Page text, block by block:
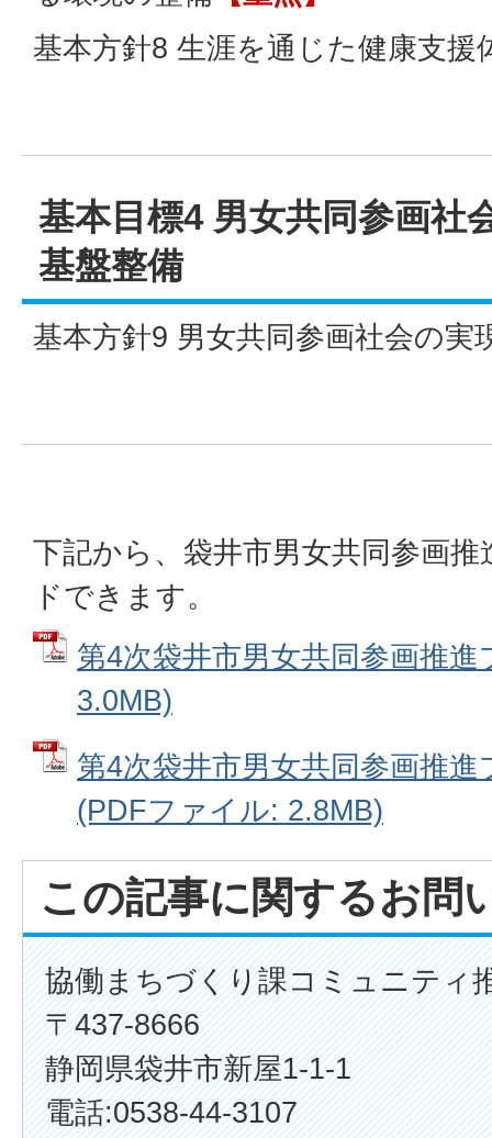
基本方針8 生涯を通じた健康支援
基本目標4 男女共同参画社
基盤整備
基本方針9 男女共同参画社会の実
下記から、袋井市男女共同参画
ドできます。
第4次袋井市男女共同参画推
3.0MB)
第4次袋井市男女共同参画推
(PDFファイル: 2.8MB)
この記事に関するお問
協働まちづくり課コミュニティ
〒437-8666
静岡県袋井市新屋1-1-1
電話:0538-44-3107